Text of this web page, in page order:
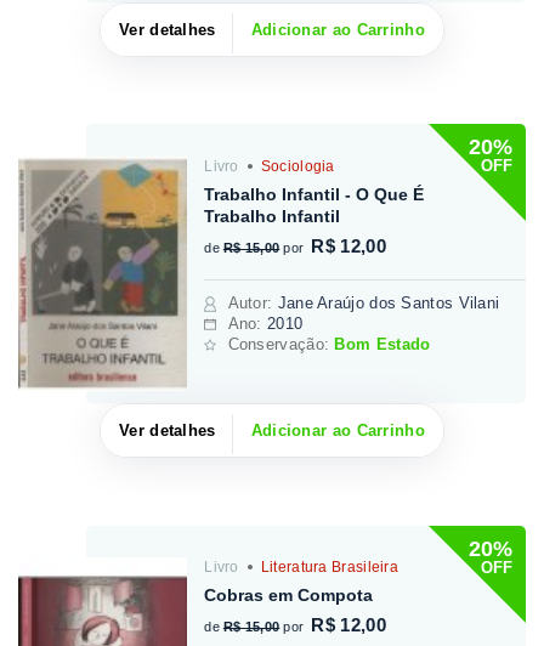
Ver detalhes Adicionar ao Carrinho
20%
OFF
Livro Sociologia
Trabalho Infantil - O Que É
Trabalho Infantil
de R$ 15,00 por R$ 12,00
Autor: Jane Araújo dos Santos Vilani
Ano: 2010
Conservação:Bom Estado
Ver detalhes Adicionar ao Carrinho
20%
OFF
Livro Literatura Brasileira
Cobras em Compota
de R$ 15,00 por R$ 12,00